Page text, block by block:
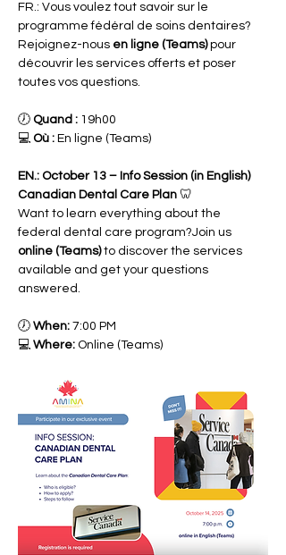
FR.: Vous voulez tout savoir sur le
programme fédéral de soins dentaires?
Rejoignez-nous en ligne (Teams) pour
découvrir les services offerts et poser
toutes vos questions.
🕖 Quand : 19h00
💻 Où : En ligne (Teams)
EN.: October 13 – Info Session (in English)
Canadian Dental Care Plan 🦷
Want to learn everything about the
federal dental care program?Join us
online (Teams) to discover the services
available and get your questions
answered.
🕖 When: 7:00 PM
💻 Where: Online (Teams)